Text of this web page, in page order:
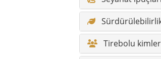
Tirebolu